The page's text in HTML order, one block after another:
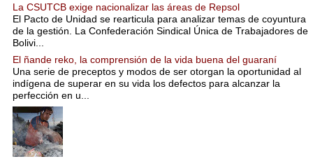
La CSUTCB exige nacionalizar las áreas de Repsol
El Pacto de Unidad se rearticula para analizar temas de coyuntura
de la gestión. La Confederación Sindical Única de Trabajadores de
Bolivi...
El ñande reko, la comprensión de la vida buena del guaraní
Una serie de preceptos y modos de ser otorgan la oportunidad al
indígena de superar en su vida los defectos para alcanzar la
perfección en u...